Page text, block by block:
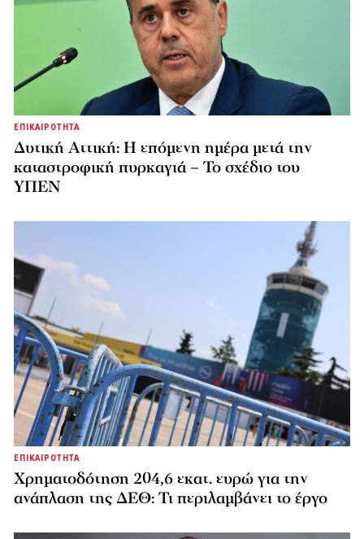
ΕΠΙΚΑΙΡΟΤΗΤΑ
Δυτική Αττική: Η επόμενη ημέρα μετά την
καταστροφική πυρκαγιά – Το σχέδιο του
ΥΠΕΝ
ΕΠΙΚΑΙΡΟΤΗΤΑ
Χρηματοδότηση 204,6 εκατ. ευρώ για την
ανάπλαση της ΔΕΘ: Τι περιλαμβάνει το έργο